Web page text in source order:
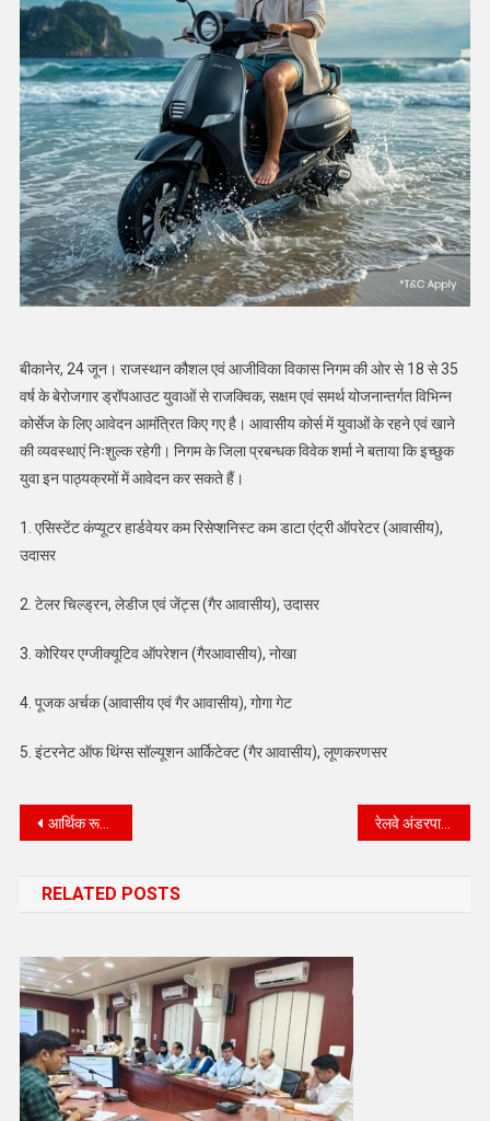
बीकानेर, 24 जून। राजस्थान कौशल एवं आजीविका विकास निगम की ओर से 18 से 35
वर्ष के बेरोजगार ड्रॉपआउट युवाओं से राजक्विक, सक्षम एवं समर्थ योजनान्तर्गत विभिन्न
कोर्सेज के लिए आवेदन आमंत्रित किए गए है। आवासीय कोर्स में युवाओं के रहने एवं खाने
की व्यवस्थाएं निःशुल्क रहेगी। निगम के जिला प्रबन्धक विवेक शर्मा ने बताया कि इच्छुक
युवा इन पाठ्यक्रमों में आवेदन कर सकते हैं।
1. एसिस्टेंट कंप्यूटर हार्डवेयर कम रिसेप्शनिस्ट कम डाटा एंट्री ऑपरेटर (आवासीय),
उदासर
2. टेलर चिल्ड्रन, लेडीज एवं जेंट्स (गैर आवासीय), उदासर
3. कोरियर एग्जीक्यूटिव ऑपरेशन (गैरआवासीय), नोखा
4. पूजक अर्चक (आवासीय एवं गैर आवासीय), गोगा गेट
5. इंटरनेट ऑफ थिंग्स सॉल्यूशन आर्किटेक्ट (गैर आवासीय), लूणकरणसर
Post
आर्थिक रूप से कमजोर वर्ग को स्वरोजगार के लिए ऋण के लिए आवेदन आमंत्रित रेलवे अंडरपास में जलभराव को रोकने के लिए रेलवे ने की विशेष व्यवस्था
RELATED POSTS